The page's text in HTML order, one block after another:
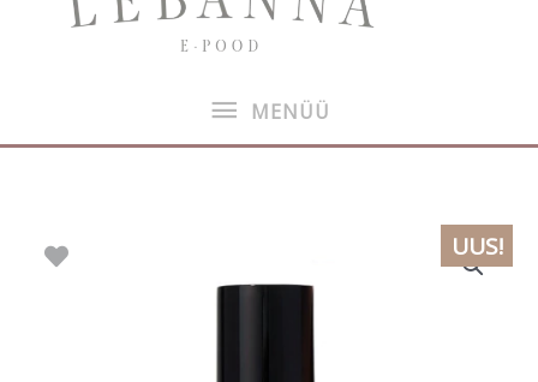
MENÜÜ
UUS!
Victoria's
Secret